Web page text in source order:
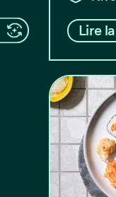
Lire